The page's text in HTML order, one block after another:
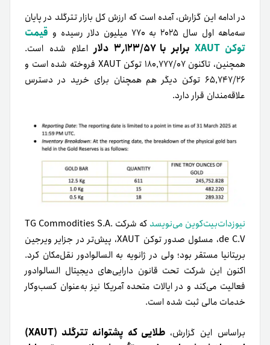
در ادامه این گزارش، آمده است که ارزش کل بازار تترگلد در پایان
سه‌ماهه اول سال ۲۰۲۵ به ۷۷۰ میلیون دلار رسیده و
قیمت
توکن XAUT
برابر با ۳٬۱۲۳/۵۷ دلار
اعلام شده است.
همچنین، تاکنون ۱۸۰٬۷۷۷/۰۷ توکن XAUT فروخته شده است و
۶۵٬۷۴۷/۲۶ توکن دیگر هم همچنان برای خرید در دسترس
علاقه‌مندان قرار دارد.
نیوزدات‌بیت‌کوین می‌نویسد
که شرکت TG Commodities S.A.
de C.V، مسئول صدور توکن XAUT، پیش‌تر در جزایر ویرجین
بریتانیا مستقر بود؛ ولی در ژانویه به السالوادور نقل‌مکان کرد.
اکنون این شرکت تحت قانون دارایی‌های دیجیتال السالوادور
فعالیت می‌کند و در ایالات متحده آمریکا نیز به‌عنوان کسب‌وکار
خدمات مالی ثبت شده است.
براساس این گزارش،
طلایی که پشتوانه تترگلد (XAUT)